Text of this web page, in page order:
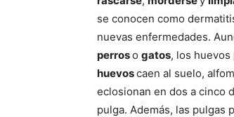
se conocen como
nuevas enfermedades.
perroso gatos, los
huevoscaen al suelo,
eclosionan en dos a cinco
pulga. Además, las pulgas